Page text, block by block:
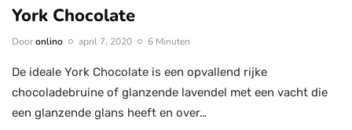
York Chocolate
Dooronlino april 7, 2020 6 Minuten
De ideale York Chocolate is een opvallend rijke
chocoladebruine of glanzende lavendel met een vacht die
een glanzende glans heeft en over…